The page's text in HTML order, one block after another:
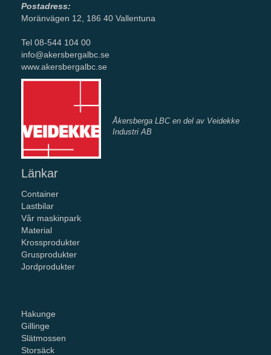
Postadress:
Moränvägen 12, 186 40 Vallentuna
Tel 08-544 104 00
info@akersbergalbc.se
www.akersbergalbc.se
Åkersberga LBC en del av Veidekke
Industri AB
Länkar
Container
Lastbilar
Vår maskinpark
Material
Krossprodukter
Grusprodukter
Jordprodukter
Hakunge
Gillinge
Slätmossen
Storsäck